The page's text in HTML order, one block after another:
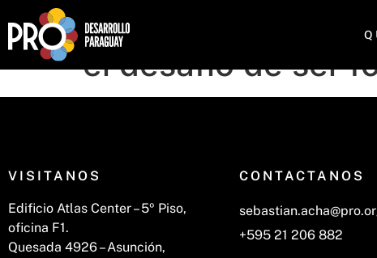
Economía
el desafio de ser
VISITANOS
Edificio Atlas Center – 5º Piso,
oficina F1.
Quesada 4926 – Asunción,
CONTACTANOS
+595 21 206 882